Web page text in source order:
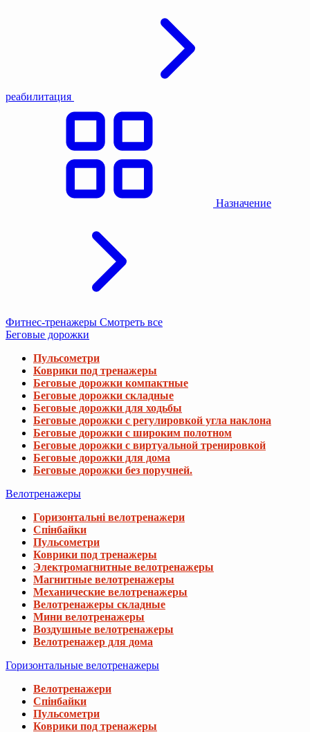
реабилитация
Назначение
Фитнес-тренажеры Смотреть все
Беговые дорожки
Пульсометри
Коврики под тренажеры
Беговые дорожки компактные
Беговые дорожки складные
Беговые дорожки для ходьбы
Беговые дорожки с регулировкой угла наклона
Беговые дорожки с широким полотном
Беговые дорожки с виртуальной тренировкой
Беговые дорожки для дома
Беговые дорожки без поручней.
Велотренажеры
Горизонтальні велотренажери
Спінбайки
Пульсометри
Коврики под тренажеры
Электромагнитные велотренажеры
Магнитные велотренажеры
Механические велотренажеры
Велотренажеры складные
Мини велотренажеры
Воздушные велотренажеры
Велотренажер для дома
Горизонтальные велотренажеры
Велотренажери
Спінбайки
Пульсометри
Коврики под тренажеры